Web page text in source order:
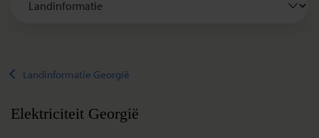
Landinformatie Georgië
Elektriciteit Georgië